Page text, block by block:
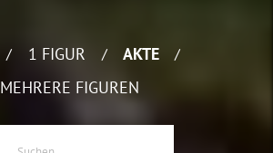
/ 1 FIGUR / AKTE /
MEHRERE FIGUREN